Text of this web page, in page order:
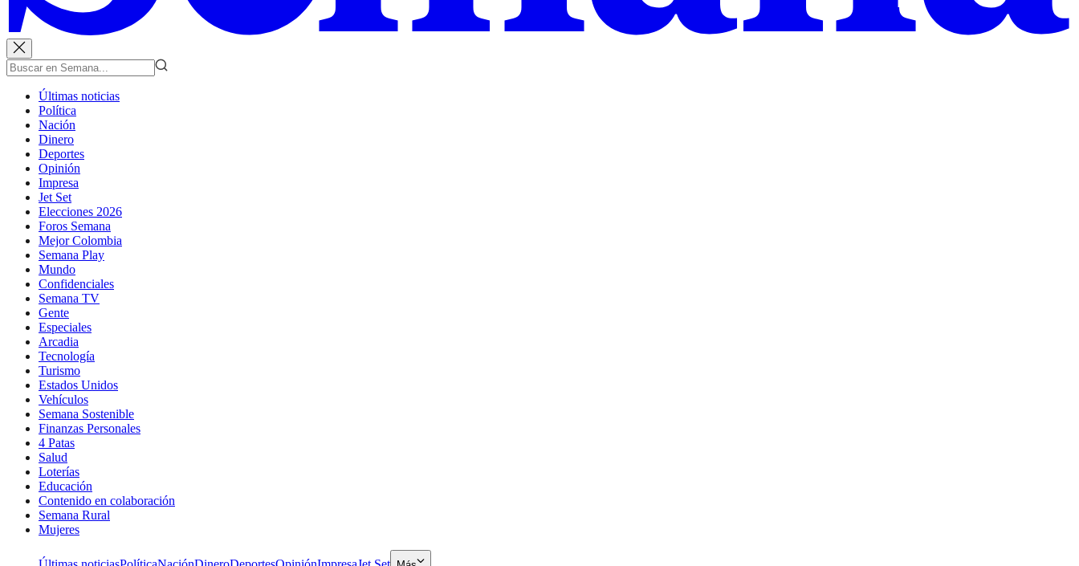
Últimas noticias
Política
Nación
Dinero
Deportes
Opinión
Impresa
Jet Set
Elecciones 2026
Foros Semana
Mejor Colombia
Semana Play
Mundo
Confidenciales
Semana TV
Gente
Especiales
Arcadia
Tecnología
Turismo
Estados Unidos
Vehículos
Semana Sostenible
Finanzas Personales
4 Patas
Salud
Loterías
Educación
Contenido en colaboración
Semana Rural
Mujeres